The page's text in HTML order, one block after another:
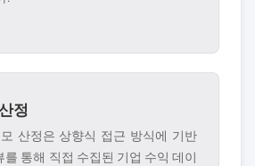
정
산정은 상향식 접근 방식에 기반
를 통해 직접 수집된 기업 수익 데이